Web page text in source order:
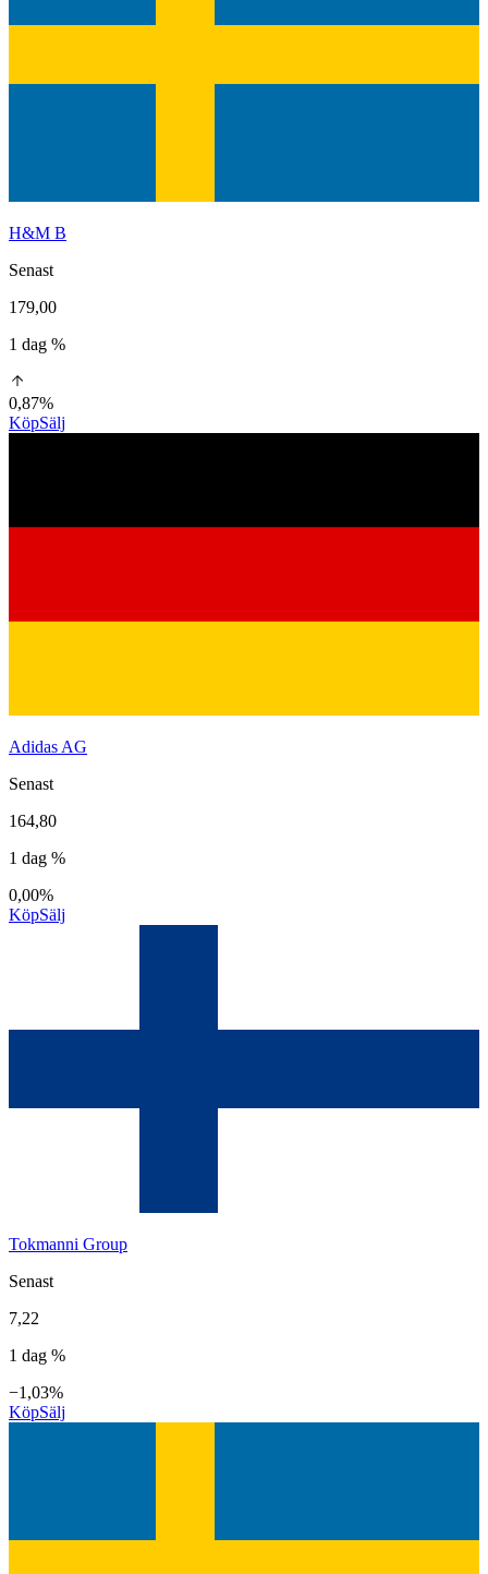
H&M B
Senast
179,00
1 dag %
0,87%
KöpSälj
Adidas AG
Senast
164,80
1 dag %
0,00%
KöpSälj
Tokmanni Group
Senast
7,22
1 dag %
−1,03%
KöpSälj